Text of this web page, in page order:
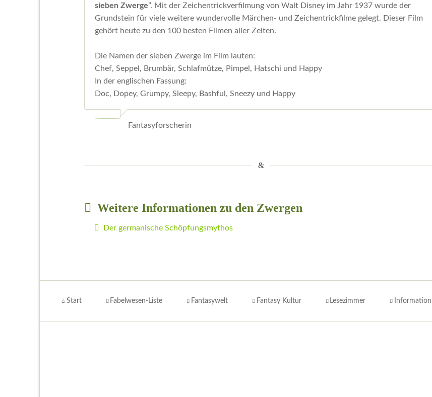
sieben Zwerge”. Mit der Zeichentrickverfilmung von Walt Disney im Jahr 1937 wurde der
Grundstein für viele weitere wundervolle Märchen- und Zeichentrickfilme gelegt. Dieser Film
gehört heute zu den 100 besten Filmen aller Zeiten.
Die Namen der sieben Zwerge im Film lauten:
Chef, Seppel, Brumbär, Schlafmütze, Pimpel, Hatschi und Happy
In der englischen Fassung:
Doc, Dopey, Grumpy, Sleepy, Bashful, Sneezy und Happy
Fantasyforscherin
Weitere Informationen zu den Zwergen
Der germanische Schöpfungsmythos
überspringen
Start Fabelwesen-Liste Fantasywelt Fantasy Kultur Lesezimmer Information